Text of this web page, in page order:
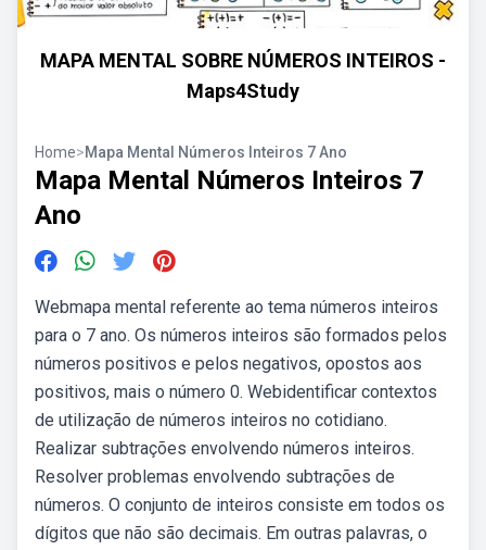
MAPA MENTAL SOBRE NÚMEROS INTEIROS -
Maps4Study
Home>Mapa Mental Números Inteiros 7 Ano
Mapa Mental Números Inteiros 7
Ano
Webmapa mental referente ao tema números inteiros
para o 7 ano. Os números inteiros são formados pelos
números positivos e pelos negativos, opostos aos
positivos, mais o número 0. Webidentificar contextos
de utilização de números inteiros no cotidiano.
Realizar subtrações envolvendo números inteiros.
Resolver problemas envolvendo subtrações de
números. O conjunto de inteiros consiste em todos os
dígitos que não são decimais. Em outras palavras, o